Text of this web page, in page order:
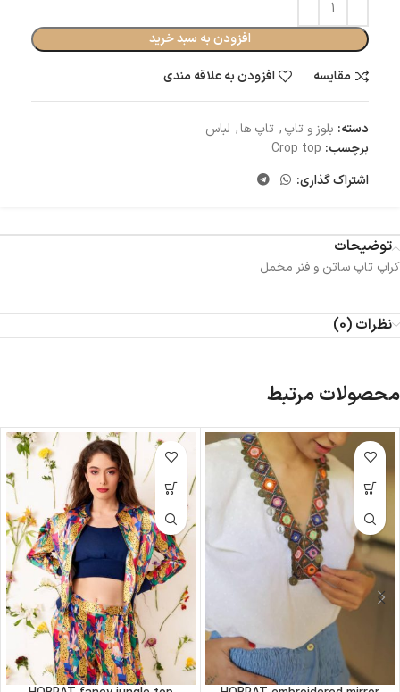
افزودن به سبد خرید
مقایسه
افزودن به علاقه مندی
دسته: بلوز و تاپ, تاپ ها, لباس
برچسب: Crop top
اشتراک گذاری:
توضیحات
کراپ تاپ ساتن و فنر مخمل
نظرات (0)
محصولات مرتبط